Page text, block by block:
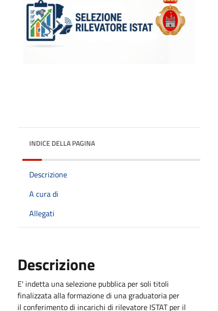
INDICE DELLA PAGINA
Descrizione
A cura di
Allegati
Descrizione
E' indetta una selezione pubblica per soli titoli
finalizzata alla formazione di una graduatoria per
il conferimento di incarichi di rilevatore ISTAT per il